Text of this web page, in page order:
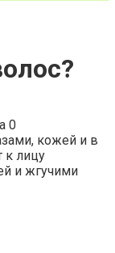
0
кожей и в
к лицу
и жгучими